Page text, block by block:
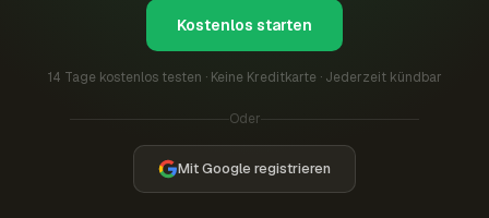
Kostenlos starten
14 Tage kostenlos testen · Keine Kreditkarte · Jederzeit kündbar
Oder
Mit Google registrieren